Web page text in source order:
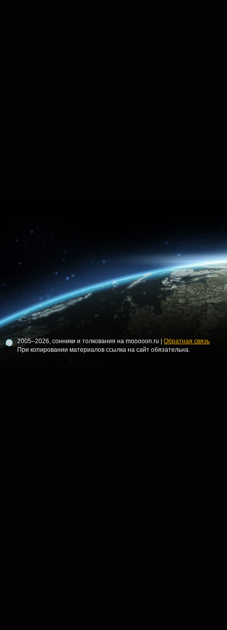
2005–2026, сонники и толкования на mooooon.ru | Обратная связь
При копировании материалов ссылка на сайт обязательна.